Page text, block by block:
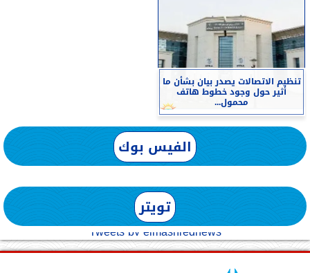
تنظيم الاتصالات يصدر بيان بشأن ما
أثير حول وجود خطوط هاتف
محمول...
الفيس بوك
تويتر
Tweets by elmashreqnews